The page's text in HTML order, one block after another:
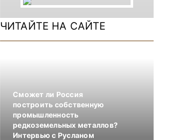
ЧИТАЙТЕ НА САЙТЕ
Сможет ли Россия
построить собственную
промышленность
редкоземельных металлов?
Интервью с Русланом